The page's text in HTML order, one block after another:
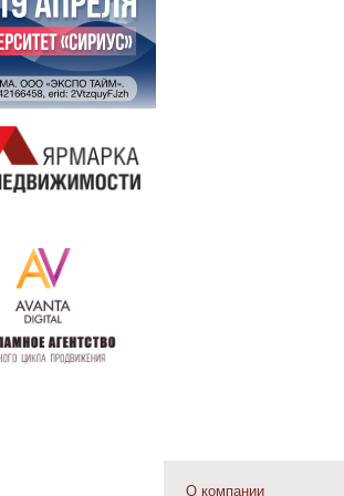
О компании